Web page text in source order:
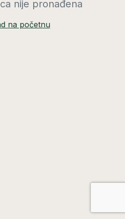
nije pronađena
na početnu